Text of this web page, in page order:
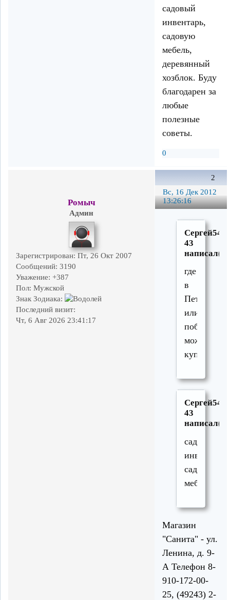
садовый
инвентарь,
садовую
мебель,
деревянный
хозблок. Буду
благодарен за
любые
полезные
советы.
0
2
Вс, 16 Дек 2012
13:26:16
Ромыч
Админ
Зарегистрирован: Пт, 26 Окт 2007
Сообщений: 3190
Уважение: +387
Пол: Мужской
Знак Зодиака:
Последний визит:
Чт, 6 Авг 2026 23:41:17
Сергей54-
43
где
в
Петушках
или
можно
купить:
Сергей54-
43
садовый
инвентарь,
садовую
мебель
Магазин
"Санита" - ул.
Ленина, д. 9-
А Телефон 8-
910-172-00-
25, (49243) 2-